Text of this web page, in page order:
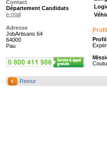
Contact
Département Candidats
e-mail
Adresse
JobArtisans 64
64000
Pau
Retour